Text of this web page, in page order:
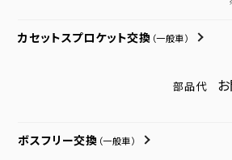
カセットスプロケット交換 （一般車）
部品代
ボスフリー交換 （一般車）